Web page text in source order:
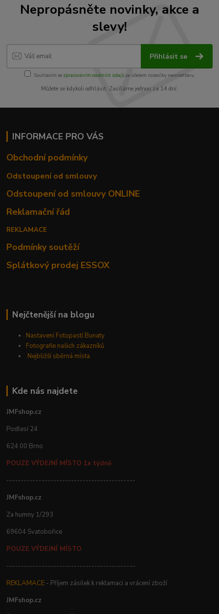
Nepropásněte novinky, akce a
slevy!
Přihlásit se
Souhlasím se zpracováním osobních údajůza účelem rozesílky newsletteru.
Můžete se kdykoli odhlásit. Zasíláme jednou za 14 dní.
INFORMACE PRO VÁS
Obchodní podmínky
Odstoupení od smlouvy
Odstoupení od smlouvy ONLINE
Reklamační řád
REKLAMACE
Podmínky soutěží
Splátkový prodej ESSOX
Nejčtenější na blogu
Nastavení Fotopastí Bunaty
Fotografie našich zákazníků
Nejbližší sběrná místa
Kde nás najdete
JMFshop.cz
Podlesí 24
624 00 Brno
POUZE VÝDEJNÍ MÍSTO 1x týdně
--------------------------------------------
JMFshop.cz
Za humny 1/293
69604 Svatobořice
POUZE VÝDEJNÍ MÍSTO
--------------------------------------------
REKLAMACE - Příjem zásilek k reklamaci a vrácení zboží
JMFshop.cz